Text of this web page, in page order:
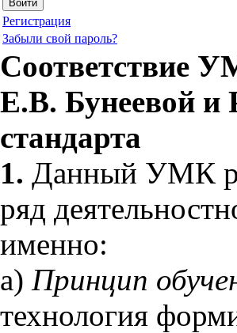
Регистрация
Забыли свой пароль?
Соответствие
Е.В. Бунеевой и
стандарта
1. Данный УМК
ряд
именно:
а) Принцип
технология